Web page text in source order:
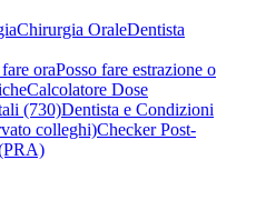
Chirurgia OraleDentista
oraPosso fare estrazione o
Calcolatore Dose
(730)Dentista e Condizioni
colleghi)Checker Post-